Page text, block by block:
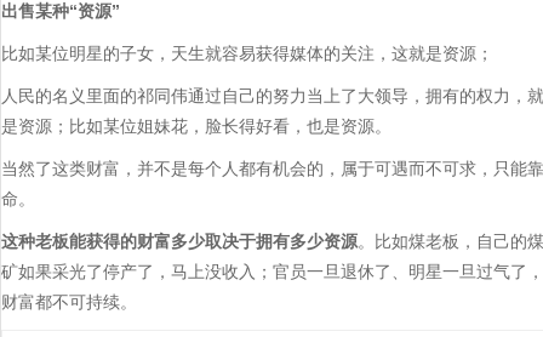
出售某种“资源”
比如某位明星的子女，天生就容易获得媒体的关注，这就是资源；
人民的名义里面的祁同伟通过自己的努力当上了大领导，拥有的权力，就
是资源；比如某位姐妹花，脸长得好看，也是资源。
当然了这类财富，并不是每个人都有机会的，属于可遇而不可求，只能靠
命。
这种老板能获得的财富多少取决于拥有多少资源。比如煤老板，自己的煤
矿如果采光了停产了，马上没收入；官员一旦退休了、明星一旦过气了，
财富都不可持续。